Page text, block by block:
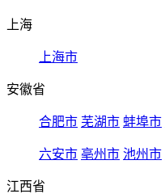
上海
上海市
安徽省
合肥市 芜湖市 蚌埠市
六安市 亳州市 池州市
江西省